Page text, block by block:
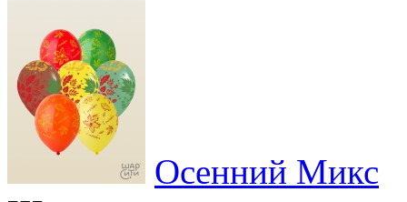
Осенний Микс